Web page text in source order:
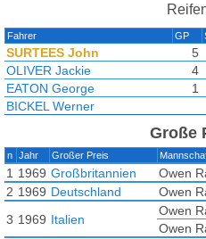
Fahrer GP
SURTEES John 5
OLIVER Jackie
4
EATON George
1
BICKEL Werner
Große
n Jahr Großer Preis
1 1969 Großbritannien Owen
2 1969 Deutschland Owen
3 1969 Italien
Owen
Owen